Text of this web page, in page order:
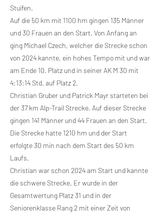
Stuifen.
Auf die 50 km mit 1100 hm gingen 135 Männer
und 30 Frauen an den Start. Von Anfang an
ging Michael Czech, welcher die Strecke schon
von 2024 kannte, ein hohes Tempo mit und war
am Ende 10. Platz und in seiner AK M 30 mit
4:13:14 Std. auf Platz 2.
Christian Gruber und Patrick Mayr starteten bei
der 37 km Alp-Trail Strecke. Auf dieser Strecke
gingen 141 Männer und 44 Frauen an den Start.
Die Strecke hatte 1210 hm und der Start
erfolgte 30 min nach dem Start des 50 km
Laufs.
Christian war schon 2024 am Start und kannte
die schwere Strecke. Er wurde in der
Gesamtwertung Platz 31 und in der
Seniorenklasse Rang 2 mit einer Zeit von